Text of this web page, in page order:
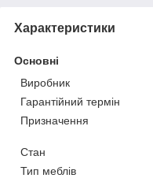
Характеристики
Основні
Виробник
Гарантійний термін
Призначення
Стан
Тип меблів